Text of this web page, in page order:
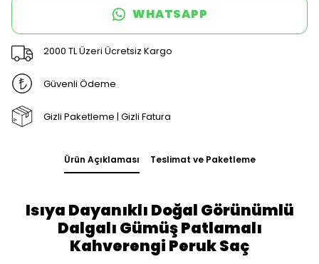
WHATSAPP
2000 TL Üzeri Ücretsiz Kargo
Güvenli Ödeme
Gizli Paketleme | Gizli Fatura
Ürün Açıklaması Teslimat ve Paketleme
Isıya Dayanıklı Doğal Görünümlü
Dalgalı Gümüş Patlamalı
Kahverengi Peruk Saç